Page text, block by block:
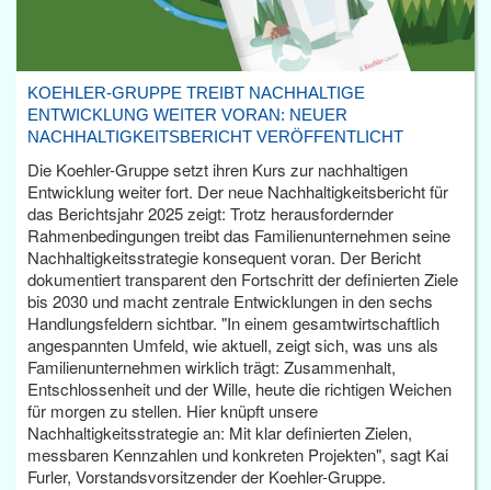
KOEHLER-GRUPPE TREIBT NACHHALTIGE
ENTWICKLUNG WEITER VORAN: NEUER
NACHHALTIGKEITSBERICHT VERÖFFENTLICHT
Die Koehler-Gruppe setzt ihren Kurs zur nachhaltigen
Entwicklung weiter fort. Der neue Nachhaltigkeitsbericht für
das Berichtsjahr 2025 zeigt: Trotz herausfordernder
Rahmenbedingungen treibt das Familienunternehmen seine
Nachhaltigkeitsstrategie konsequent voran. Der Bericht
dokumentiert transparent den Fortschritt der definierten Ziele
bis 2030 und macht zentrale Entwicklungen in den sechs
Handlungsfeldern sichtbar. "In einem gesamtwirtschaftlich
angespannten Umfeld, wie aktuell, zeigt sich, was uns als
Familienunternehmen wirklich trägt: Zusammenhalt,
Entschlossenheit und der Wille, heute die richtigen Weichen
für morgen zu stellen. Hier knüpft unsere
Nachhaltigkeitsstrategie an: Mit klar definierten Zielen,
messbaren Kennzahlen und konkreten Projekten", sagt Kai
Furler, Vorstandsvorsitzender der Koehler-Gruppe.